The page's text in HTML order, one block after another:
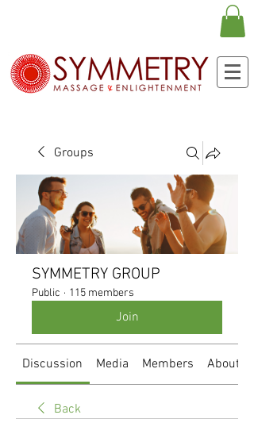
Groups
SYMMETRY GROUP
Public · 115 members
Join
Discussion Media Members About
Back